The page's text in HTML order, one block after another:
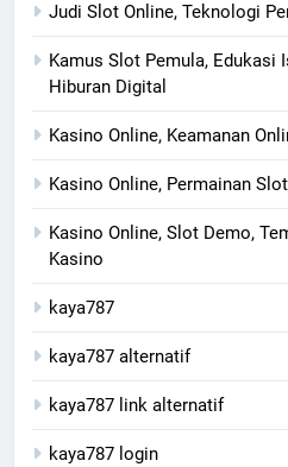
Judi Slot Online, Teknologi
Kamus Slot Pemula, Edukasi
Hiburan Digital
Kasino Online, Keamanan
Kasino Online, Permainan
Kasino Online, Slot Demo,
Kasino
kaya787
kaya787 alternatif
kaya787 link alternatif
kaya787 login